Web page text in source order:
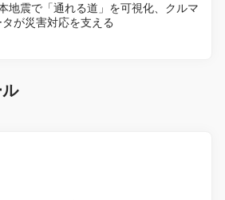
地震で「通れる道」を可視化、クルマ
が災害対応を支える